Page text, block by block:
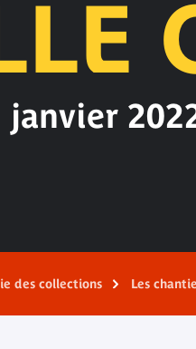
janvier
des collections Les